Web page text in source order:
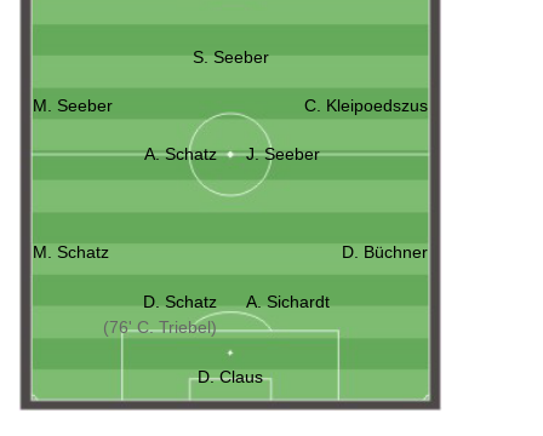
S. Seeber
M. Seeber C. Kleipoedszus
A. Schatz J. Seeber
M. Schatz D. Büchner
D. Schatz
(76' C. Triebel)
A. Sichardt
D. Claus